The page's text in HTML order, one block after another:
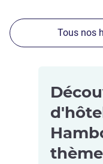
Tous nos
thème